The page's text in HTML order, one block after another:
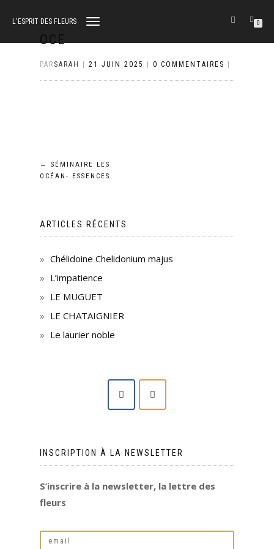
L'ESPRIT DES FLEURS
DÉPLIER
NAVIGATION
0
OCE
PAR SARAH 21 JUIN 2025 0 COMMENTAIRES
Navigation
l’article
←
SÉMINAIRE LES
OCÉAN- ESSENCES
ARTICLES RÉCENTS
Chélidoine Chelidonium majus
L’impatience
LE MUGUET
LE CHATAIGNIER
Le laurier noble
INSCRIPTION À LA NEWSLETTER
S’inscrire à la newsletter, la lettre des
fleurs